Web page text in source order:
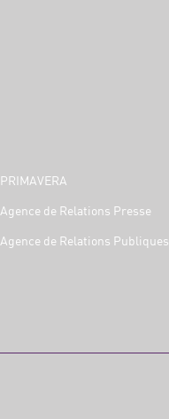
PRIMAVERA
Agence de Relations Presse
Agence de Relations Publiques